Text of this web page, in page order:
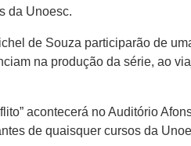
da Unoesc.
de Souza participarão de
na produção da série, ao
acontecerá no Auditório
de quaisquer cursos da